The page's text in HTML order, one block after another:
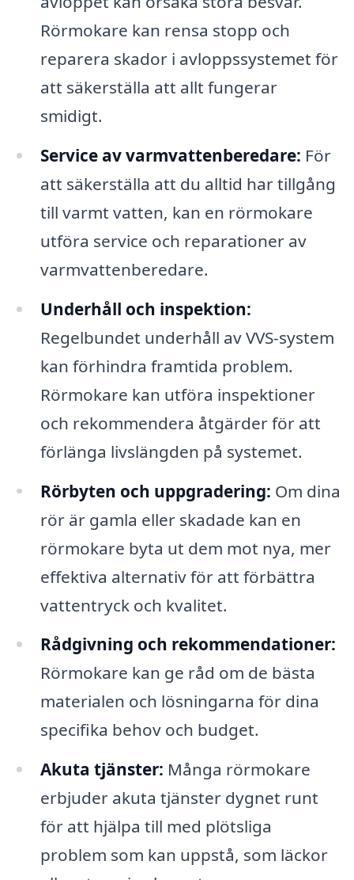
Rörmokare kan rensa stopp och
reparera skador i avloppssystemet för
att säkerställa att allt fungerar
smidigt.
Service av varmvattenberedare: För
att säkerställa att du alltid har tillgång
till varmt vatten, kan en rörmokare
utföra service och reparationer av
varmvattenberedare.
Underhåll och inspektion:
Regelbundet underhåll av VVS-system
kan förhindra framtida problem.
Rörmokare kan utföra inspektioner
och rekommendera åtgärder för att
förlänga livslängden på systemet.
Rörbyten och uppgradering: Om dina
rör är gamla eller skadade kan en
rörmokare byta ut dem mot nya, mer
effektiva alternativ för att förbättra
vattentryck och kvalitet.
Rådgivning och rekommendationer:
Rörmokare kan ge råd om de bästa
materialen och lösningarna för dina
specifika behov och budget.
Akuta tjänster: Många rörmokare
erbjuder akuta tjänster dygnet runt
för att hjälpa till med plötsliga
problem som kan uppstå, som läckor